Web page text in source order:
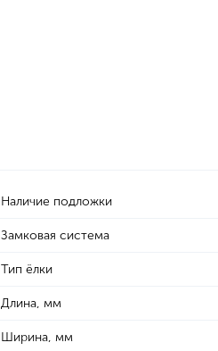
Наличие подложки
Замковая система
Тип ёлки
Длина, мм
Ширина, мм